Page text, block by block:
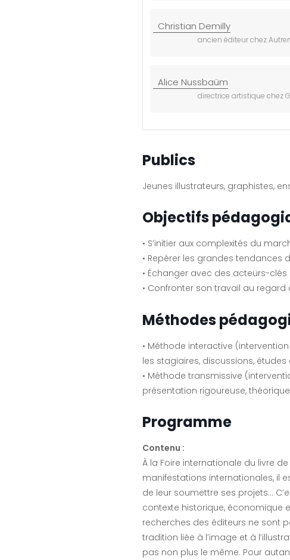
Christian Demilly
ancien éditeur chez
Alice Nussbaüm
directrice artistique chez
Publics
Jeunes illustrateurs, graphistes,
Objectifs
• S’initier aux complexités du
• Repérer les grandes tendances
• Échanger avec des acteurs-clés
• Confronter son travail au regard
Méthodes
• Méthode interactive
les stagiaires, discussions,
• Méthode transmissive
présentation rigoureuse,
Programme
Contenu :
À la Foire internationale du livre
manifestations internationales, il
de leur soumettre ses projets…
contexte historique, économique
recherches des éditeurs ne sont
tradition liée à l’image et à
pas non plus le même. Pour